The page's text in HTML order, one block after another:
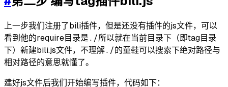
上一步我们注册了bili插件，但是还没有插件的js文件，可以
看到他的require目录是 ./所以就在当前目录下（即tag目录
下）新建bili.js文件，不理解./的童鞋可以搜索下绝对路径与
相对路径的意思就懂了。
建好js文件后我们开始编写插件，代码如下：